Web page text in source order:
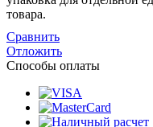
товара.
Сравнить
Отложить
Способы оплаты